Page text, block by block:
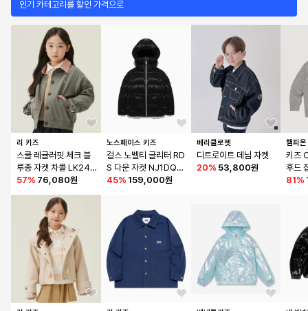
인기 카테고리를 할인 가격으로
리 키즈
스쿨 레귤러핏 체크 블
루종 자켓 차콜 LK240
3JK71CH
57% 76,080원
노스페이스 키즈
걸스 노벨티 글리터 RD
S 다운 자켓 NJ1DQ59
S_BLK
45% 159,000원
베리클로젯
디트로이트 데님 자켓
20% 53,800원
챔피
키즈
후드
ey
81%